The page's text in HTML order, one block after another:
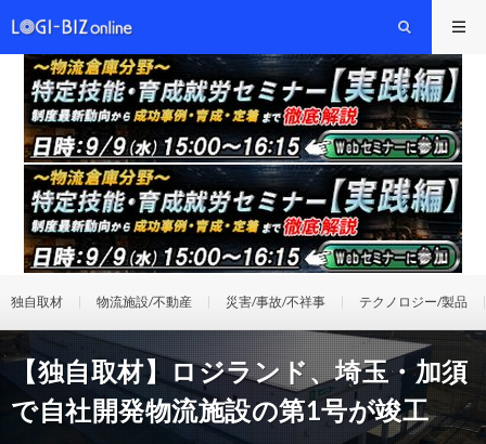
独自取材 物流施設/不動産 災害/事故/不祥事 テクノロジー/製品
【独自取材】ロジランド、埼玉・加須
で自社開発物流施設の第1号が竣工